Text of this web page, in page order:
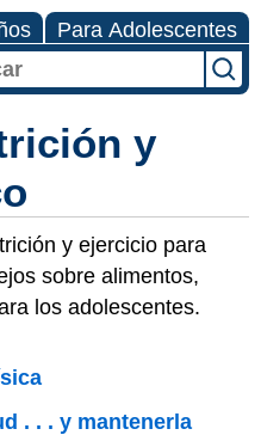
Para Adolescentes
y
y ejercicio para
sobre alimentos,
los adolescentes.
. . . y mantenerla